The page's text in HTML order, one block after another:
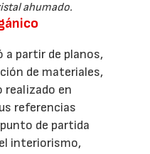
ahumado.
a partir de planos,
de materiales,
realizado en
referencias
de partida
interiorismo,